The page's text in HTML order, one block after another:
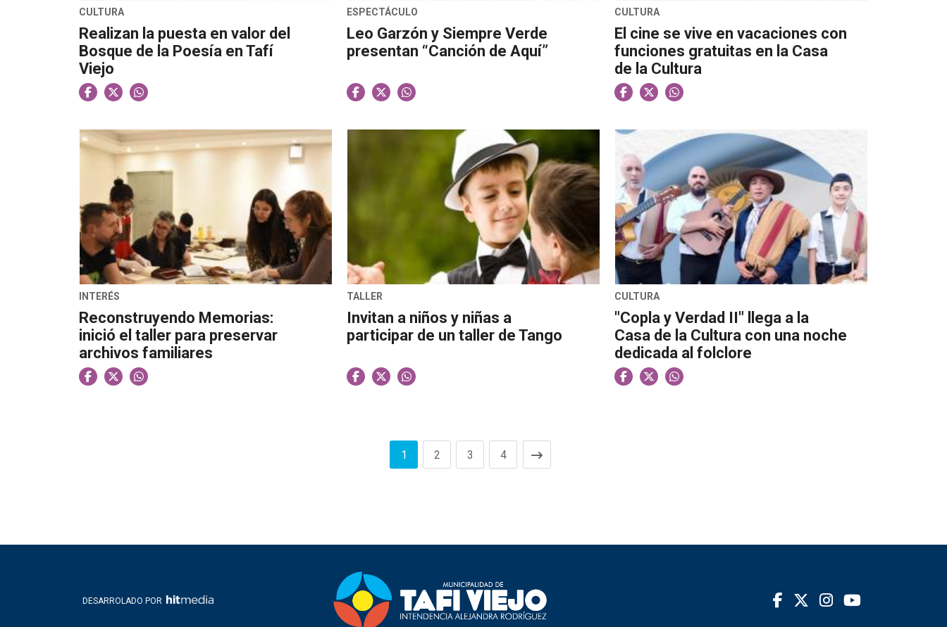
CULTURA
Realizan la puesta en valor del
Bosque de la Poesía en Tafí
Viejo
ESPECTÁCULO
Leo Garzón y Siempre Verde
presentan “Canción de Aquí”
CULTURA
El cine se vive en vacaciones con
funciones gratuitas en la Casa
de la Cultura
INTERÉS
Reconstruyendo Memorias:
inició el taller para preservar
archivos familiares
TALLER
Invitan a niños y niñas a
participar de un taller de Tango
CULTURA
"Copla y Verdad II" llega a la
Casa de la Cultura con una noche
dedicada al folclore
1 2 3 4
DESARROLADO POR